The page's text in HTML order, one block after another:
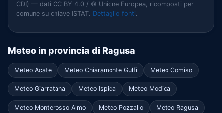
CDI) — dati CC BY 4.0 / © Unione Europea, ricomposti per
comune su chiave ISTAT. Dettaglio fonti.
Meteo in provincia di Ragusa
Meteo Acate Meteo Chiaramonte Gulfi Meteo Comiso
Meteo Giarratana Meteo Ispica Meteo Modica
Meteo Monterosso Almo Meteo Pozzallo Meteo Ragusa